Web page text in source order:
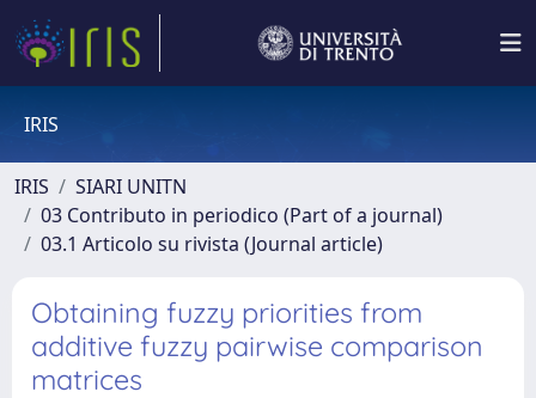
IRIS
IRIS
SIARI UNITN
03 Contributo in periodico (Part of a journal)
03.1 Articolo su rivista (Journal article)
Obtaining fuzzy priorities from
additive fuzzy pairwise comparison
matrices